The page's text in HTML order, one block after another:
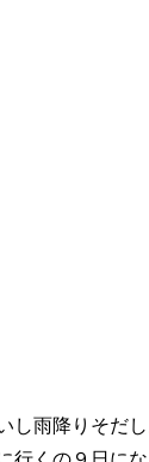
し雨降りそだし